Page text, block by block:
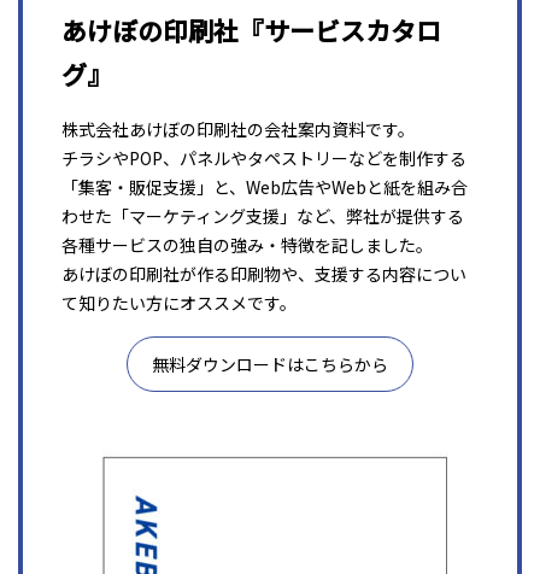
あけぼの印刷社『サービスカタロ
グ』
株式会社あけぼの印刷社の会社案内資料です。
チラシやPOP、パネルやタペストリーなどを制作する
「集客・販促支援」と、Web広告やWebと紙を組み合
わせた「マーケティング支援」など、弊社が提供する
各種サービスの独自の強み・特徴を記しました。
あけぼの印刷社が作る印刷物や、支援する内容につい
て知りたい方にオススメです。
無料ダウンロードはこちらから